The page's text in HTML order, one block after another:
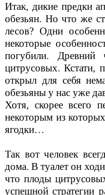
Итак, дикие предки
обезьян. Но что же
лесов? Одни
некоторые
погубили. Древний
цитрусовых. Кстати,
открыл для себя
обезьяны у нас уже
Хотя, скорее всего
некоторым из
ягодки…
Так вот человек
дома. В туалет он
что плоды
успешной стратегии